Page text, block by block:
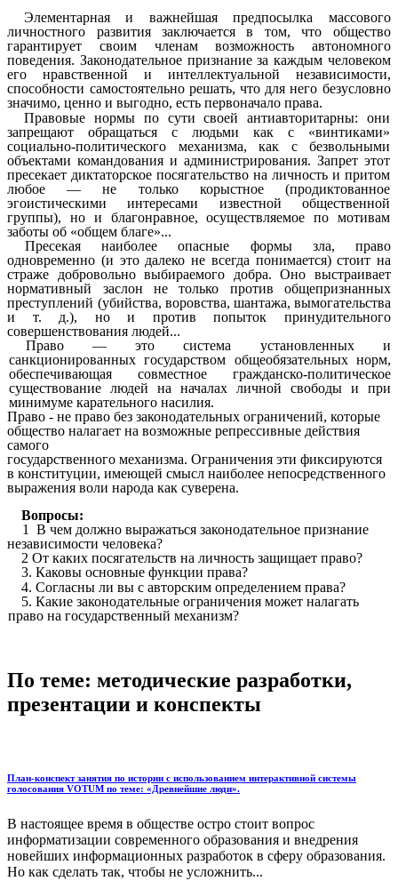
Элементарная и важнейшая предпосылка массового
личностного развития заключается в том, что общество
гарантирует своим членам возможность автономного
поведения. Законодательное признание за каждым человеком
его нравственной и интеллектуальной независимости,
способности самостоятельно решать, что для него безусловно
значимо, ценно и выгодно, есть первоначало права.
Правовые нормы по сути своей антиавторитарны: они
запрещают обращаться с людьми как с «винтиками»
социально-политического механизма, как с безвольными
объектами командования и администрирования. Запрет этот
пресекает диктаторское посягательство на личность и притом
любое — не только корыстное (продиктованное
эгоистическими интересами известной общественной
группы), но и благонравное, осуществляемое по мотивам
заботы об «общем благе»...
Пресекая наиболее опасные формы зла, право
одновременно (и это далеко не всегда понимается) стоит на
страже добровольно выбираемого добра. Оно выстраивает
нормативный заслон не только против общепризнанных
преступлений (убийства, воровства, шантажа, вымогательства
и т. д.), но и против попыток принудительного
совершенствования людей...
Право — это система установленных и
санкционированных государством общеобязательных норм,
обеспечивающая совместное гражданско-политическое
существование людей на началах личной свободы и при
минимуме карательного насилия.
Право - не право без законодательных ограничений, которые
общество налагает на возможные репрессивные действия
самого
государственного механизма. Ограничения эти фиксируются
в конституции, имеющей смысл наиболее непосредственного
выражения воли народа как суверена.
Вопросы:
1 В чем должно выражаться законодательное признание
независимости человека?
2 От каких посягательств на личность защищает право?
3. Каковы основные функции права?
4. Согласны ли вы с авторским определением права?
5. Какие законодательные ограничения может налагать
право на государственный механизм?
По теме: методические разработки,
презентации и конспекты
План-конспект занятия по истории с использованием интерактивной системы
голосования VOTUM по теме: «Древнейшие люди».
В настоящее время в обществе остро стоит вопрос
информатизации современного образования и внедрения
новейших информационных разработок в сферу образования.
Но как сделать так, чтобы не усложнить...